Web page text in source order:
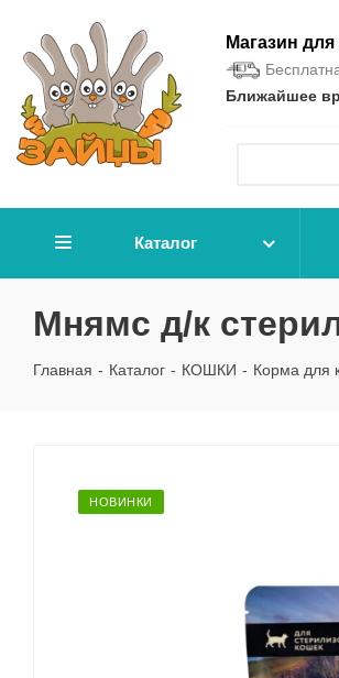
Магазин
Ближайшее
Каталог
Мнямс д/к
Главная - Каталог - КОШКИ - Корма для
НОВИНКИ